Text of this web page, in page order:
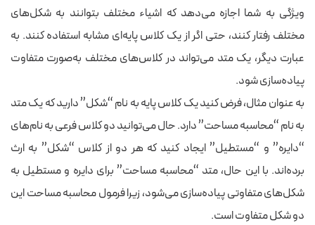
ویژگی به شما اجازه می‌دهد که اشیاء مختلف بتوانند به شکل‌های
مختلف رفتار کنند، حتی اگر از یک کلاس پایه‌ای مشابه استفاده کنند. به
عبارت دیگر، یک متد می‌تواند در کلاس‌های مختلف به‌صورت متفاوت
پیاده‌سازی شود.
به عنوان مثال، فرض کنید یک کلاس پایه به نام “شکل” دارید که یک متد
به نام “محاسبه مساحت” دارد. حال می‌توانید دو کلاس فرعی به نام‌های
“دایره” و “مستطیل” ایجاد کنید که هر دو از کلاس “شکل” به ارث
برده‌اند. با این حال، متد “محاسبه مساحت” برای دایره و مستطیل به
شکل‌های متفاوتی پیاده‌سازی می‌شود، زیرا فرمول محاسبه مساحت این
دو شکل متفاوت است.